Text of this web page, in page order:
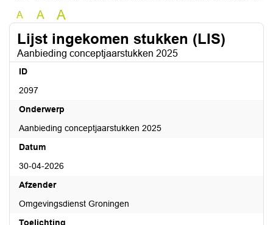
A A A
Lijst ingekomen stukken (LIS)
Aanbieding conceptjaarstukken 2025
ID
2097
Onderwerp
Aanbieding conceptjaarstukken 2025
Datum
30-04-2026
Afzender
Omgevingsdienst Groningen
Toelichting